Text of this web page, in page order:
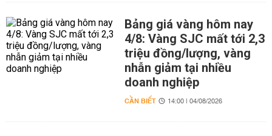
Bảng giá vàng hôm nay
4/8: Vàng SJC mất tới 2,3
triệu đồng/lượng, vàng
nhẫn giảm tại nhiều
doanh nghiệp
CẦN BIẾT 14:00 | 04/08/2026